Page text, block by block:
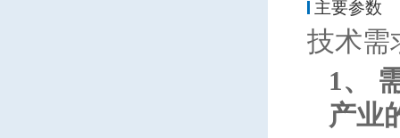
主要参数
技术需
1、
产业